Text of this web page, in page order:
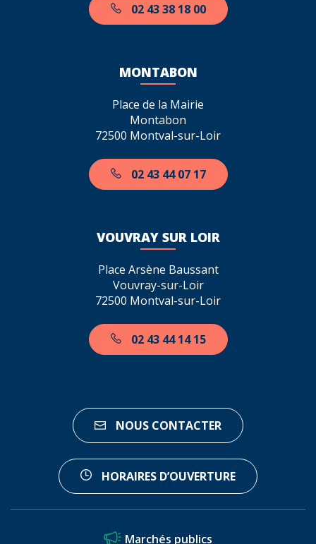
02 43 38 18 00
MONTABON
Place de la Mairie
Montabon
72500 Montval-sur-Loir
02 43 44 07 17
VOUVRAY SUR LOIR
Place Arsène Baussant
Vouvray-sur-Loir
72500 Montval-sur-Loir
02 43 44 14 15
NOUS CONTACTER
HORAIRES D’OUVERTURE
Marchés publics